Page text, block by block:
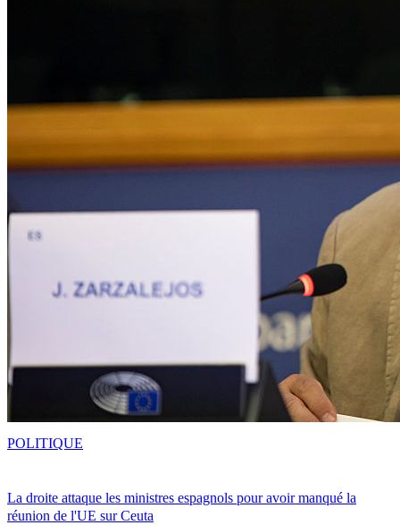
La droite attaque les ministres espagnols pour avoir manqué la
réunion de l'UE sur Ceuta
POLITIQUE